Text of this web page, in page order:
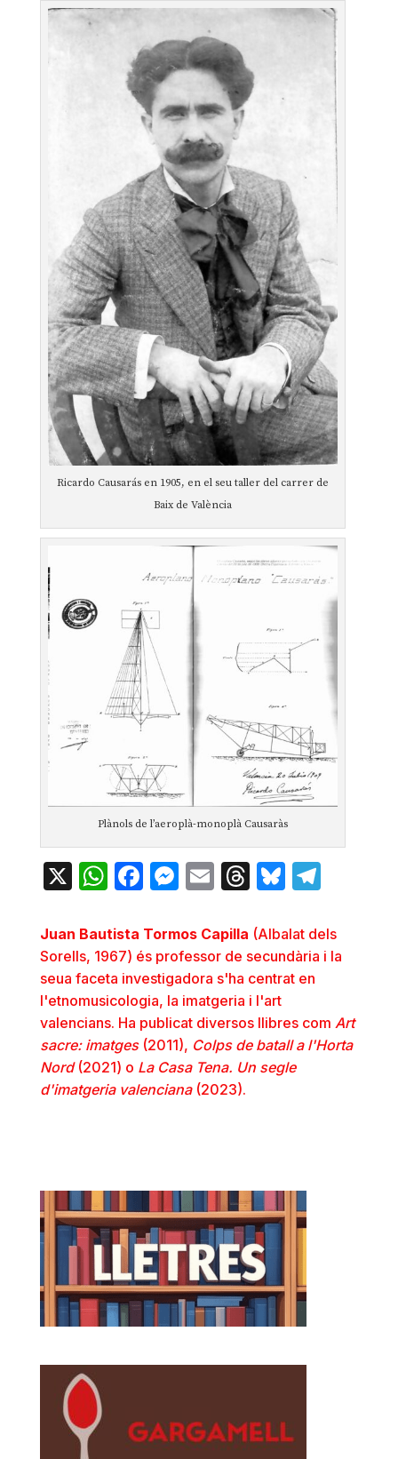
Ricardo Causarás en 1905, en el seu taller del carrer de
Baix de València
Plànols de l’aeroplà-monoplà Causaràs
X WhatsApp
Facebook
Messenger
EmailThreads
Bluesky
Juan Bautista Tormos Capilla (Albalat dels
Sorells, 1967) és professor de secundària i la
seua faceta investigadora s'ha centrat en
l'etnomusicologia, la imatgeria i l'art
valencians. Ha publicat diversos llibres com Art
sacre: imatges (2011), Colps de batall a l'Horta
Nord(2021) o La Casa Tena. Un segle
d'imatgeria valenciana (2023).